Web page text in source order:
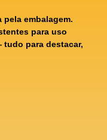
embalagem.
para uso
para destacar,